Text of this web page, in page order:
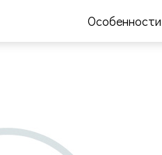
Особенности